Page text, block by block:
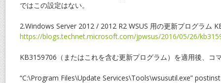
ではこの設定はない。
2.Windows Server 2012 / 2012 R2 WSUS 用の更新プログラム
https://blogs.technet.microsoft.com/jpwsus/2016/05/26/
KB3159706（またはこれを含む更新プログラム）を適用後、コ
“C:\Program Files\Update Services\Tools\wsusutil.exe”